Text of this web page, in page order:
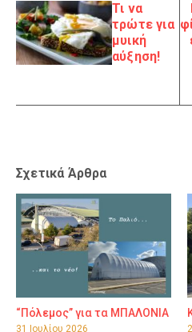
Τι να
τρώτε για
μυική
αύξηση!
Σχετικά Άρθρα
“Πόλεμος” για τα ΜΠΑΛΟΝΙΑ
31 Ιουλίου 2026